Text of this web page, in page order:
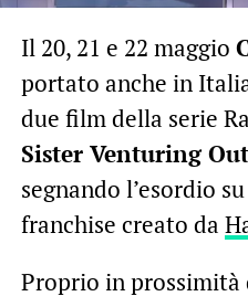
Il 20, 21 e 22 maggio
portato anche in
due film della serie
Sister Venturing Out
segnando l’esordio
franchise creato da
Proprio in prossimità